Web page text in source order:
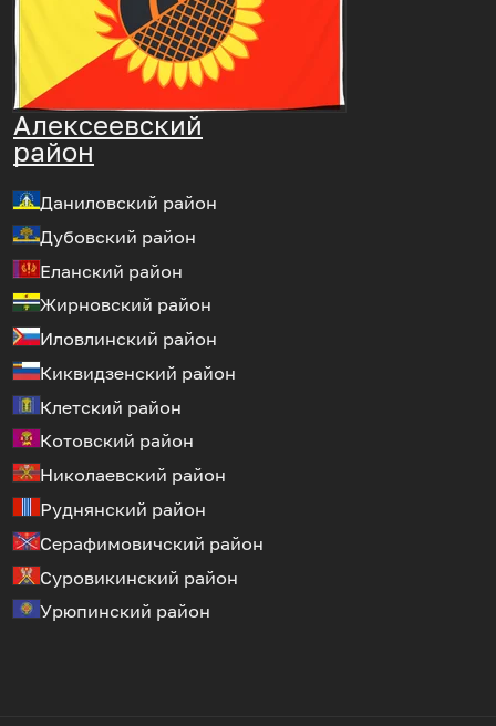
Алексеевский
район
Даниловский район
Дубовский район
Еланский район
Жирновский район
Иловлинский район
Киквидзенский район
Клетский район
Котовский район
Николаевский район
Руднянский район
Серафимовичский район
Суровикинский район
Урюпинский район